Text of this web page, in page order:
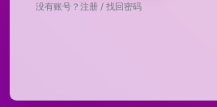
没有账号？ 注册 / 找回密码